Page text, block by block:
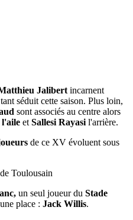
Jalibert incarnent
séduit cette saison. Plus loin,
sont associés au centre alors
l'aile et Sallesi Rayasi l'arrière.
de ce XV évoluent sous
Toulousain
un seul joueur du Stade
place : Jack Willis.